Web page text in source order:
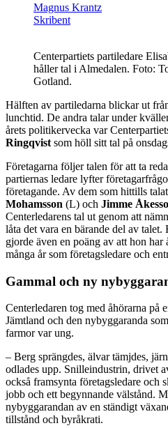
Magnus Krantz
Skribent
Centerpartiets partiledare
håller tal i Almedalen. Foto:
Gotland.
Hälften av partiledarna blickar ut
lunchtid. De andra talar under
årets politikervecka var
Ringqvist som höll sitt tal på
Företagarna följer talen för att ta
partiernas ledare lyfter
företagande. Av dem som hittills
Mohamsson (L) och Jimme
Centerledarens tal ut genom att
låta det vara en bärande del av
gjorde även en poäng av att hon
många år som företagsledare och
Gammal och ny
Centerledaren tog med åhörarna på
Jämtland och den nybyggaranda
farmor var ung.
– Berg sprängdes, älvar tämjdes,
odlades upp. Snilleindustrin, drivet
också framsynta företagsledare och
jobb och ett begynnande välstånd.
nybyggarandan av en ständigt
tillstånd och byråkrati.